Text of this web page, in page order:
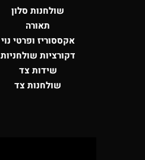
שולחנות סלון
תאורה
אקססוריז ופרטי נוי
דקורציות שולחניות
שידות צד
שולחנות צד